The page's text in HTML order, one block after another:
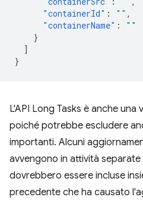
"containerId" : "" ,
"containerName" :
""
}
]
}
L'API Long Tasks è anche una
poiché potrebbe escludere
importanti. Alcuni
avvengono in attività
dovrebbero essere incluse
precedente che ha causato